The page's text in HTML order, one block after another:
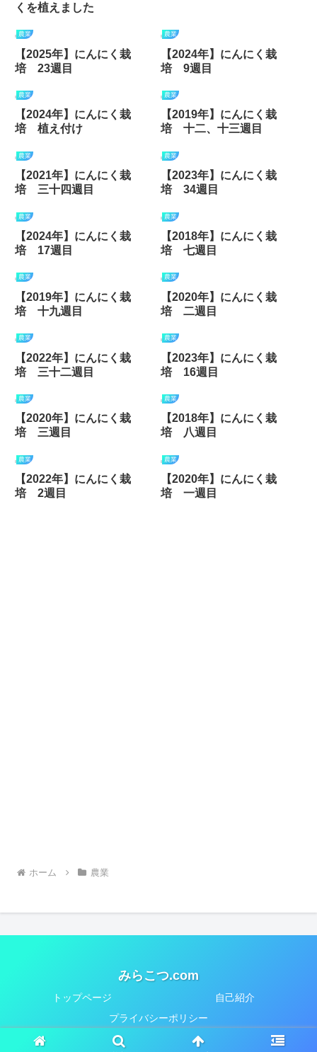
くを植えました
農業
【2025年】にんにく栽
培 23週目
農業
【2024年】にんにく栽
培 9週目
農業
【2024年】にんにく栽
培 植え付け
農業
【2019年】にんにく栽
培 十二、十三週目
農業
【2021年】にんにく栽
培 三十四週目
農業
【2023年】にんにく栽
培 34週目
農業
【2024年】にんにく栽
培 17週目
農業
【2018年】にんにく栽
培 七週目
農業
【2019年】にんにく栽
培 十九週目
農業
【2020年】にんにく栽
培 二週目
農業
【2022年】にんにく栽
培 三十二週目
農業
【2023年】にんにく栽
培 16週目
農業
【2020年】にんにく栽
培 三週目
農業
【2018年】にんにく栽
培 八週目
農業
【2022年】にんにく栽
培 2週目
農業
【2020年】にんにく栽
培 一週目
ホーム 農業
みらこつ.com
トップページ
自己紹介
プライバシーポリシー
© 2018-2026 みらこつ.com.